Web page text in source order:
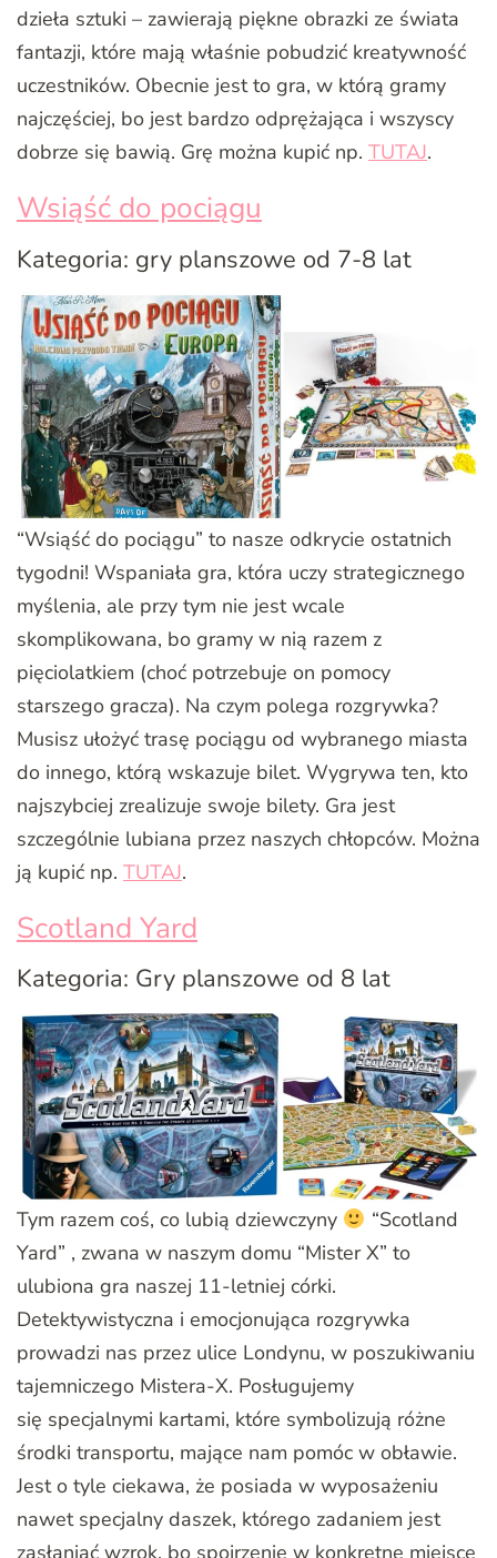
dzieła sztuki – zawierają piękne obrazki ze świata
fantazji, które mają właśnie pobudzić kreatywność
uczestników. Obecnie jest to gra, w którą gramy
najczęściej, bo jest bardzo odprężająca i wszyscy
dobrze się bawią. Grę można kupić np. TUTAJ.
Wsiąść do pociągu
Kategoria: gry planszowe od 7-8 lat
“Wsiąść do pociągu” to nasze odkrycie ostatnich
tygodni! Wspaniała gra, która uczy strategicznego
myślenia, ale przy tym nie jest wcale
skomplikowana, bo gramy w nią razem z
pięciolatkiem (choć potrzebuje on pomocy
starszego gracza). Na czym polega rozgrywka?
Musisz ułożyć trasę pociągu od wybranego miasta
do innego, którą wskazuje bilet. Wygrywa ten, kto
najszybciej zrealizuje swoje bilety. Gra jest
szczególnie lubiana przez naszych chłopców. Można
ją kupić np. TUTAJ.
Scotland Yard
Kategoria: Gry planszowe od 8 lat
Tym razem coś, co lubią dziewczyny
“Scotland
Yard” , zwana w naszym domu “Mister X” to
ulubiona gra naszej 11-letniej córki.
Detektywistyczna i emocjonująca rozgrywka
prowadzi nas przez ulice Londynu, w poszukiwaniu
tajemniczego Mistera-X. Posługujemy
się specjalnymi kartami, które symbolizują różne
środki transportu, mające nam pomóc w obławie.
Jest o tyle ciekawa, że posiada w wyposażeniu
nawet specjalny daszek, którego zadaniem jest
zasłaniać wzrok, bo spojrzenie w konkretne miejsce